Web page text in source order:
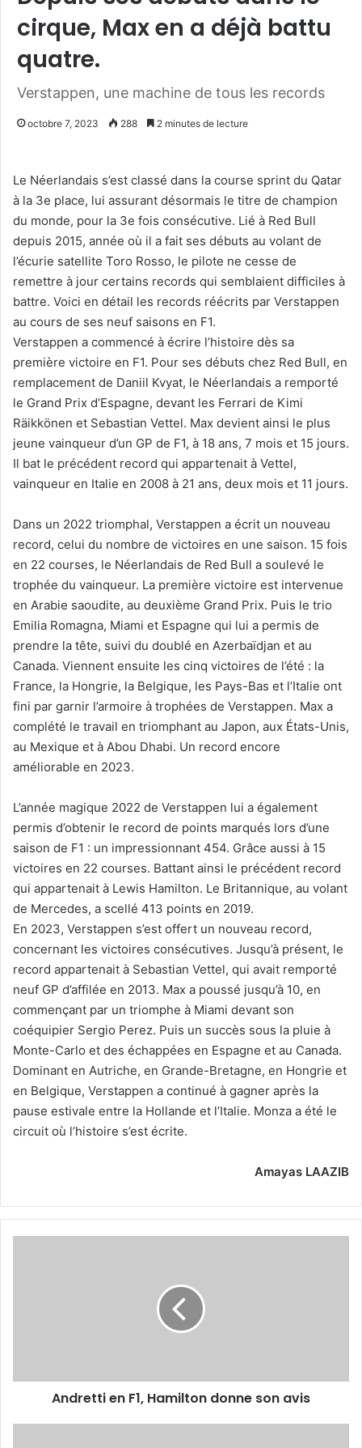
cirque, Max en a déjà battu
quatre.
Verstappen, une machine de tous les records
octobre 7, 2023 288 2 minutes de lecture
Le Néerlandais s’est classé dans la course sprint du Qatar
à la 3e place, lui assurant désormais le titre de champion
du monde, pour la 3e fois consécutive. Lié à Red Bull
depuis 2015, année où il a fait ses débuts au volant de
l’écurie satellite Toro Rosso, le pilote ne cesse de
remettre à jour certains records qui semblaient difficiles à
battre. Voici en détail les records réécrits par Verstappen
au cours de ses neuf saisons en F1.
Verstappen a commencé à écrire l’histoire dès sa
première victoire en F1. Pour ses débuts chez Red Bull, en
remplacement de Daniil Kvyat, le Néerlandais a remporté
le Grand Prix d’Espagne, devant les Ferrari de Kimi
Räikkönen et Sebastian Vettel. Max devient ainsi le plus
jeune vainqueur d’un GP de F1, à 18 ans, 7 mois et 15 jours.
Il bat le précédent record qui appartenait à Vettel,
vainqueur en Italie en 2008 à 21 ans, deux mois et 11 jours.
Dans un 2022 triomphal, Verstappen a écrit un nouveau
record, celui du nombre de victoires en une saison. 15 fois
en 22 courses, le Néerlandais de Red Bull a soulevé le
trophée du vainqueur. La première victoire est intervenue
en Arabie saoudite, au deuxième Grand Prix. Puis le trio
Emilia Romagna, Miami et Espagne qui lui a permis de
prendre la tête, suivi du doublé en Azerbaïdjan et au
Canada. Viennent ensuite les cinq victoires de l’été : la
France, la Hongrie, la Belgique, les Pays-Bas et l’Italie ont
fini par garnir l’armoire à trophées de Verstappen. Max a
complété le travail en triomphant au Japon, aux États-Unis,
au Mexique et à Abou Dhabi. Un record encore
améliorable en 2023.
L’année magique 2022 de Verstappen lui a également
permis d’obtenir le record de points marqués lors d’une
saison de F1 : un impressionnant 454. Grâce aussi à 15
victoires en 22 courses. Battant ainsi le précédent record
qui appartenait à Lewis Hamilton. Le Britannique, au volant
de Mercedes, a scellé 413 points en 2019.
En 2023, Verstappen s’est offert un nouveau record,
concernant les victoires consécutives. Jusqu’à présent, le
record appartenait à Sebastian Vettel, qui avait remporté
neuf GP d’affilée en 2013. Max a poussé jusqu’à 10, en
commençant par un triomphe à Miami devant son
coéquipier Sergio Perez. Puis un succès sous la pluie à
Monte-Carlo et des échappées en Espagne et au Canada.
Dominant en Autriche, en Grande-Bretagne, en Hongrie et
en Belgique, Verstappen a continué à gagner après la
pause estivale entre la Hollande et l’Italie. Monza a été le
circuit où l’histoire s’est écrite.
Amayas LAAZIB
Andretti en F1, Hamilton donne son avis